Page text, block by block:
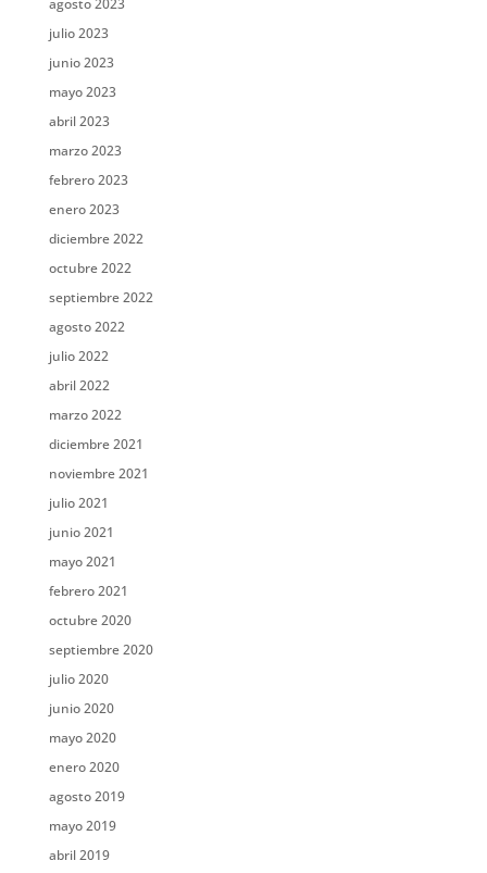
agosto 2023
julio 2023
junio 2023
mayo 2023
abril 2023
marzo 2023
febrero 2023
enero 2023
diciembre 2022
octubre 2022
septiembre 2022
agosto 2022
julio 2022
abril 2022
marzo 2022
diciembre 2021
noviembre 2021
julio 2021
junio 2021
mayo 2021
febrero 2021
octubre 2020
septiembre 2020
julio 2020
junio 2020
mayo 2020
enero 2020
agosto 2019
mayo 2019
abril 2019